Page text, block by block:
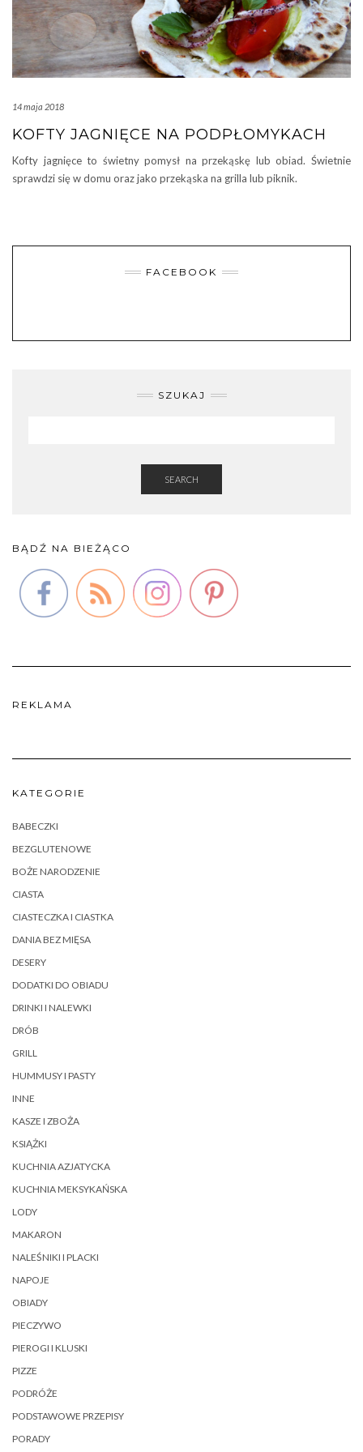
14 maja 2018
KOFTY JAGNIĘCE NA PODPŁOMYKACH
Kofty jagnięce to świetny pomysł na przekąskę lub obiad. Świetnie
sprawdzi się w domu oraz jako przekąska na grilla lub piknik.
FACEBOOK
SZUKAJ
SEARCH
BĄDŹ NA BIEŻĄCO
REKLAMA
KATEGORIE
BABECZKI
BEZGLUTENOWE
BOŻE NARODZENIE
CIASTA
CIASTECZKA I CIASTKA
DANIA BEZ MIĘSA
DESERY
DODATKI DO OBIADU
DRINKI I NALEWKI
DRÓB
GRILL
HUMMUSY I PASTY
INNE
KASZE I ZBOŻA
KSIĄŻKI
KUCHNIA AZJATYCKA
KUCHNIA MEKSYKAŃSKA
LODY
MAKARON
NALEŚNIKI I PLACKI
NAPOJE
OBIADY
PIECZYWO
PIEROGI I KLUSKI
PIZZE
PODRÓŻE
PODSTAWOWE PRZEPISY
PORADY